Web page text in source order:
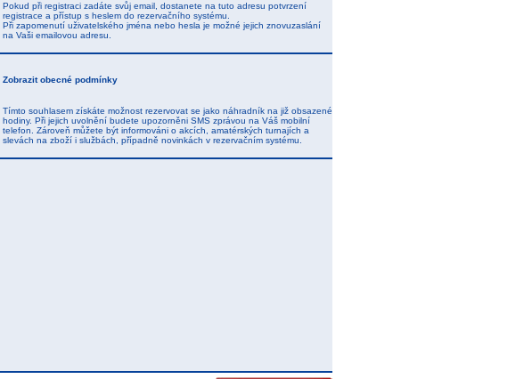
Pokud při registraci zadáte svůj email, dostanete na tuto adresu potvrzení
registrace a přístup s heslem do rezervačního systému.
Při zapomenutí uživatelského jména nebo hesla je možné jejich znovuzaslání
na Vaši emailovou adresu.
Zobrazit obecné podmínky
Tímto souhlasem získáte možnost rezervovat se jako náhradník na již obsazené
hodiny. Při jejich uvolnění budete upozorněni SMS zprávou na Váš mobilní
telefon. Zároveň můžete být informováni o akcích, amatérských turnajích a
slevách na zboží i službách, případně novinkách v rezervačním systému.